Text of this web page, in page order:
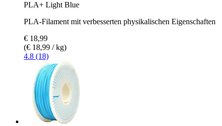
PLA+ Light Blue
PLA-Filament mit verbesserten physikalischen Eigenschaften
€ 18,99
(€ 18,99 / kg)
4.8 (18)